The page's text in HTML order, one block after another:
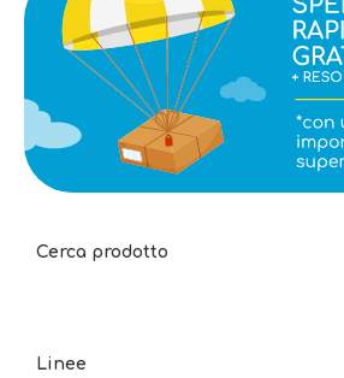
Cerca prodotto
Linee